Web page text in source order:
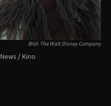
Bild: The Walt Disney Company
News / Kino